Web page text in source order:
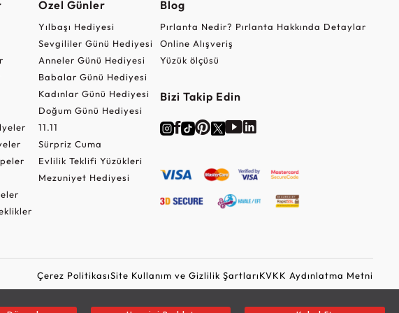
Özel Günler
Yılbaşı Hediyesi
Sevgililer Günü Hediyesi
Anneler Günü Hediyesi
Babalar Günü Hediyesi
Kadınlar Günü Hediyesi
Doğum Günü Hediyesi
11.11
Sürpriz Cuma
Evlilik Teklifi Yüzükleri
Mezuniyet Hediyesi
Blog
Pırlanta Nedir? Pırlanta Hakkında Detaylar
Online Alışveriş
Yüzük ölçüsü
Bizi Takip Edin
Çerez PolitikasıSite Kullanım ve Gizlilik ŞartlarıKVKK Aydınlatma Metni